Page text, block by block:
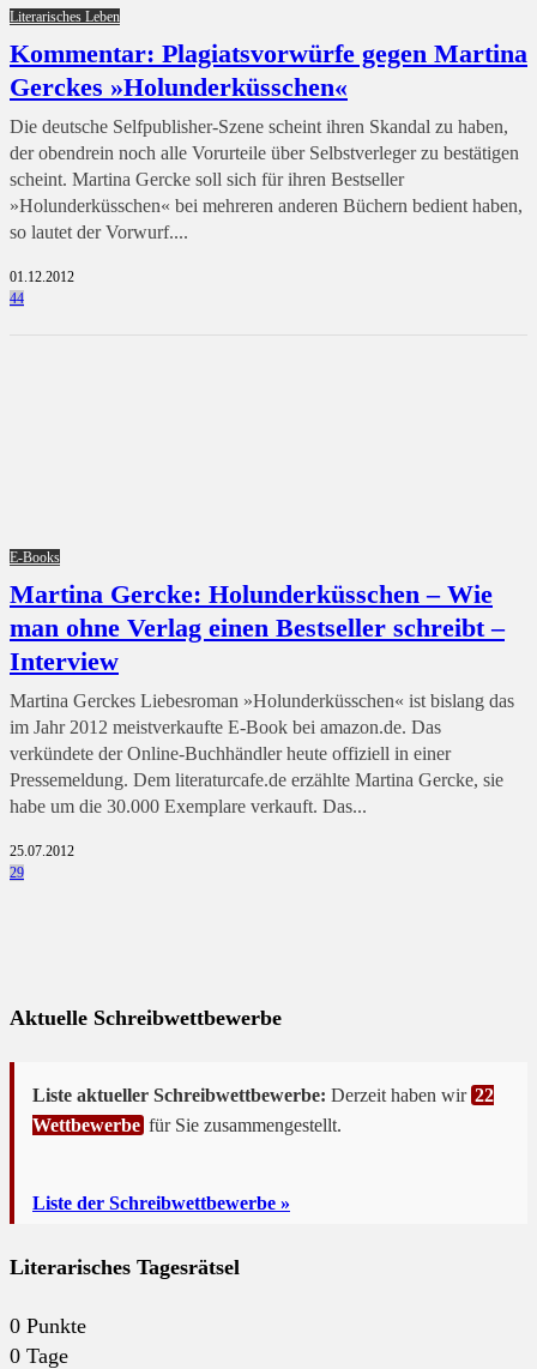
Literarisches Leben
Kommentar: Plagiatsvorwürfe gegen Martina
Gerckes »Holunderküsschen«
Die deutsche Selfpublisher-Szene scheint ihren Skandal zu haben,
der obendrein noch alle Vorurteile über Selbstverleger zu bestätigen
scheint. Martina Gercke soll sich für ihren Bestseller
»Holunderküsschen« bei mehreren anderen Büchern bedient haben,
so lautet der Vorwurf....
01.12.2012
44
E-Books
Martina Gercke: Holunderküsschen – Wie
man ohne Verlag einen Bestseller schreibt –
Interview
Martina Gerckes Liebesroman »Holunderküsschen« ist bislang das
im Jahr 2012 meistverkaufte E-Book bei amazon.de. Das
verkündete der Online-Buchhändler heute offiziell in einer
Pressemeldung. Dem literaturcafe.de erzählte Martina Gercke, sie
habe um die 30.000 Exemplare verkauft. Das...
25.07.2012
29
Aktuelle Schreibwettbewerbe
Liste aktueller Schreibwettbewerbe: Derzeit haben wir 22
Wettbewerbe für Sie zusammengestellt.
Liste der Schreibwettbewerbe »
Literarisches Tagesrätsel
0 Punkte
0 Tage